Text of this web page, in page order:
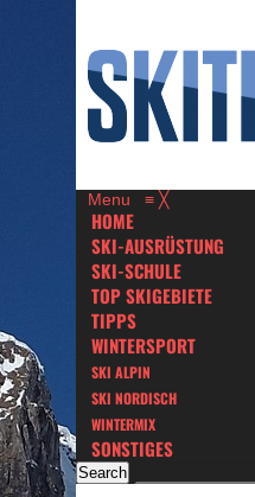
Menu ≡ ╳
HOME
SKI-AUSRÜSTUNG
SKI-SCHULE
TOP SKIGEBIETE
TIPPS
WINTERSPORT
SKI ALPIN
SKI NORDISCH
WINTERMIX
SONSTIGES